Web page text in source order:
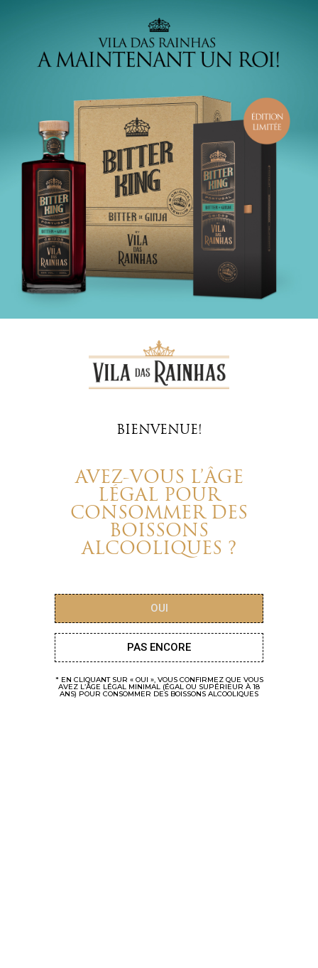
BIENVENUE!
AVEZ-VOUS L’ÂGE
LÉGAL POUR
CONSOMMER DES
BOISSONS
ALCOOLIQUES ?
OUI
PAS ENCORE
* EN CLIQUANT SUR « OUI », VOUS CONFIRMEZ QUE VOUS
AVEZ L’ÂGE LÉGAL MINIMAL (ÉGAL OU SUPÉRIEUR À 18
ANS) POUR CONSOMMER DES BOISSONS ALCOOLIQUES